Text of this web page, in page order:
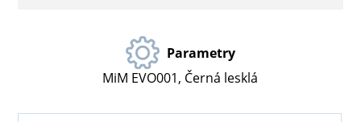
Parametry
MiM EVO001, Černá lesklá